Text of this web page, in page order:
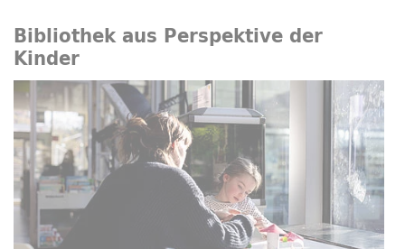
Bibliothek aus Perspektive der
Kinder